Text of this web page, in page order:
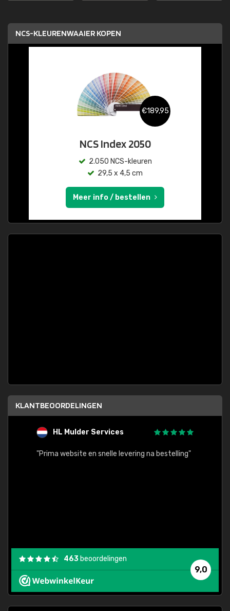
NCS-KLEURENWAAIER KOPEN
€189,95
NCS Index 2050
2.050 NCS-kleuren
29,5 x 4,5 cm
Meer info / bestellen
KLANTBEOORDELINGEN
HL Mulder Services
"Prima website en snelle levering na bestelling"
9,0
463 beoordelingen